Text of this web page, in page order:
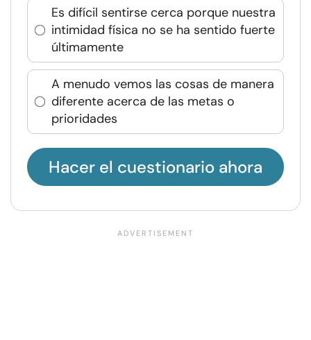
Es difícil sentirse cerca porque nuestra
intimidad física no se ha sentido fuerte
últimamente
A menudo vemos las cosas de manera
diferente acerca de las metas o
prioridades
Hacer el cuestionario ahora